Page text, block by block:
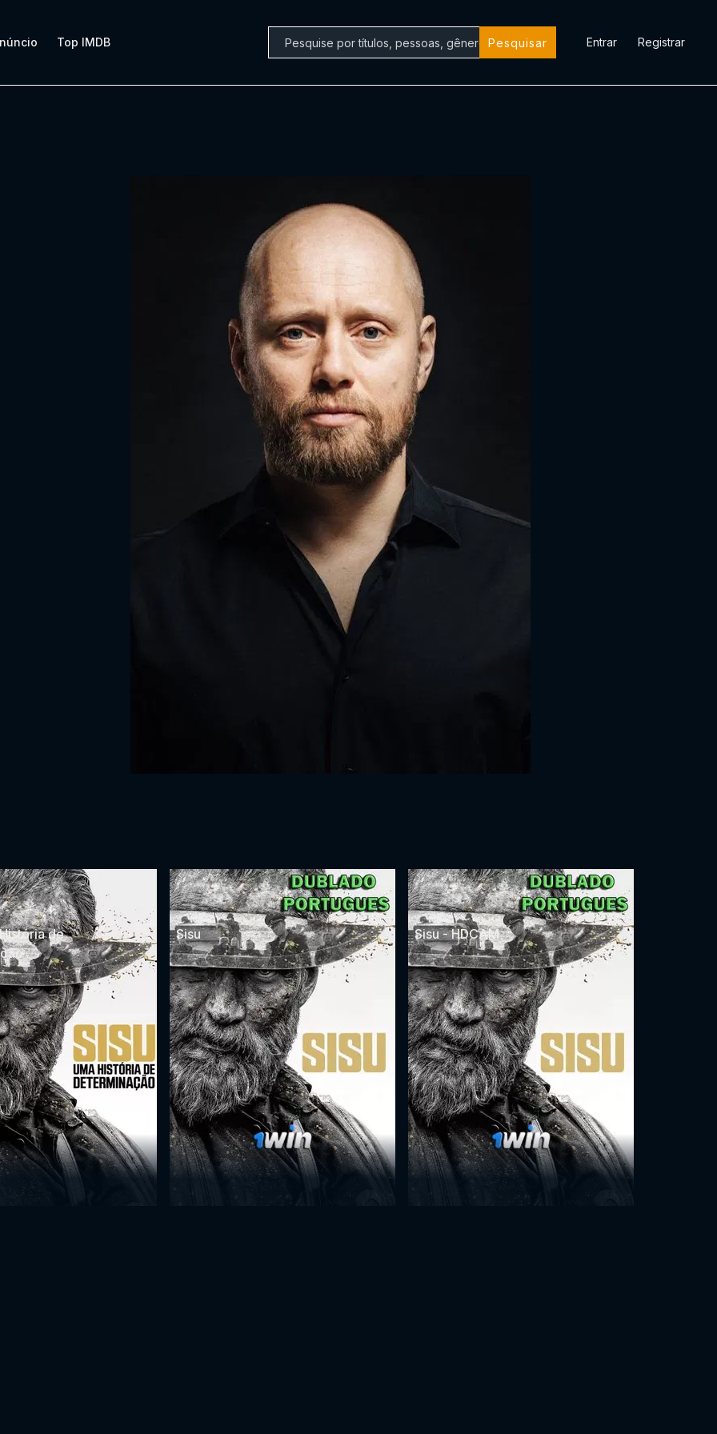
Top IMDB Pesquisar Entrar Registrar
de
Sisu Sisu - HDCAM